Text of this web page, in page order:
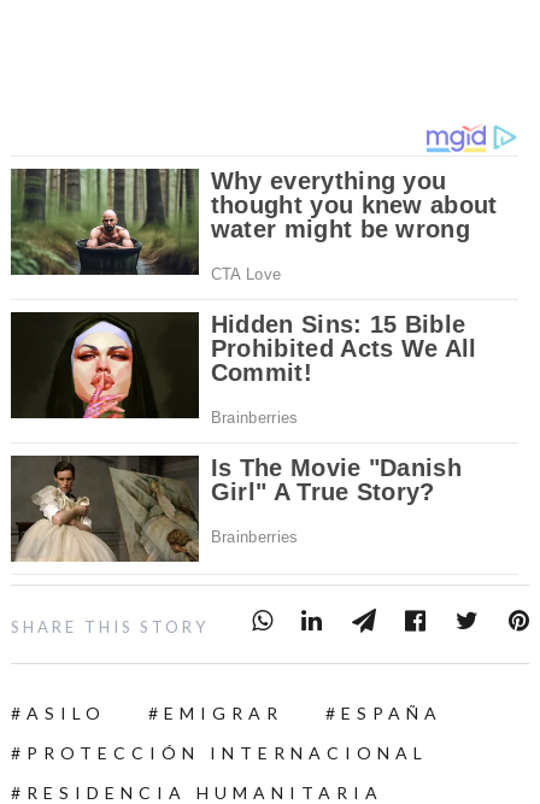
SHARE THIS STORY
ASILO EMIGRAR
ESPAÑA
PROTECCIÓN INTERNACIONAL
RESIDENCIA HUMANITARIA